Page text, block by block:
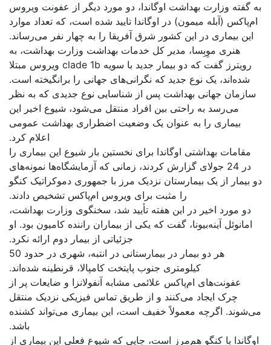
به گفته وزارت بهداشت اوگاندا، دو مورد دیگر از عفونت ویروس
ام‌پاکس (آبله میمون) در اوگاندا تایید شده است، که تعداد موارد
این بیماری در این کشور شرق آفریقا را به چهار نفر می‌رساند.
هنری موِبِسا، مدیر کل خدمات بهداشت وزارت بهداشت، به
رویترز گفت که دو بیمار جدید با سویه clade 1b ویروس مبتلا
شده‌اند، یک نوع جدید که نگرانی‌های جهانی را برانگیخته است.
سازمان جهانی بهداشت پس از شناسایی نوع جدیدی که به نظر
می‌رسد به راحتی بین افراد منتقل می‌شود، شیوع اخیر این
بیماری را به عنوان یک وضعیت اضطراری بهداشت عمومی
اعلام کرد.
مقامات بهداشتی اوگاندا برای نخستین بار شیوع این بیماری را
در 24 جولای گزارش کردند، زمانی که آزمایشگاه‌ها نمونه‌های
دو بیمار از یک بیمارستان نزدیک مرز با جمهوری دموکراتیک کنگو
را مثبت برای ویروس ام‌پاکس تشخیص دادند.
دو مورد اخیر در این هفته تأیید شد، سخنگوی وزارت بهداشت،
امانوئل آینه‌بیونا، گفت که یکی از بیماران راننده کامیون بود. او
جزئیاتی از بیمار دوم ارائه نکرد.
هر دو بیمار در بیمارستانی در انتبه، شهری در حدود 50
کیلومتری جنوب پایتخت کامپالا، قرنطینه شده‌اند.
عفونت‌های ام‌پاکس علائمی مشابه آنفولانزا و ضایعات پر از
چرک ایجاد می‌کنند و از طریق تماس فیزیکی نزدیک منتقل
می‌شوند. اگرچه معمولاً خفیف است، این بیماری می‌تواند کشنده
باشد.
اوگاندا با کنگو هم‌مرز است، جایی که شیوع فعلی این بیماری از